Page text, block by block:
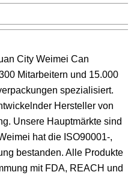
City Weimei Can
Mitarbeitern und 15.000
spezialisiert.
Hersteller von
Unsere Hauptmärkte sind
hat die ISO90001-,
bestanden. Alle Produkte
mit FDA, REACH und